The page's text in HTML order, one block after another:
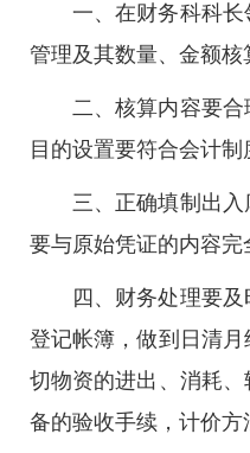
一、在财务科科
管理及其数量、金额核
二、核算内容要
目的设置要符合会计制
三、正确填制出
要与原始凭证的内容完
四、财务处理要及
登记帐簿，做到日清
切物资的进出、消耗
备的验收手续，计价方